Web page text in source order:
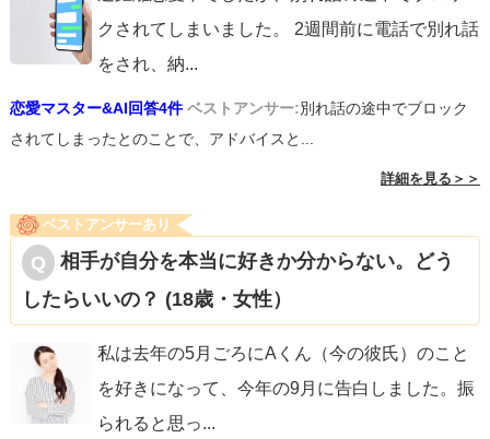
クされてしまいました。 2週間前に電話で別れ話
をされ、納...
恋愛マスター&AI回答4件 ベストアンサー:別れ話の途中でブロック
されてしまったとのことで、アドバイスと...
詳細を見る＞＞
ベストアンサーあり
相手が自分を本当に好きか分からない。どう
したらいいの？ (18歳・女性）
私は去年の5月ごろにAくん（今の彼氏）のこと
を好きになって、今年の9月に告白しました。振
られると思っ...